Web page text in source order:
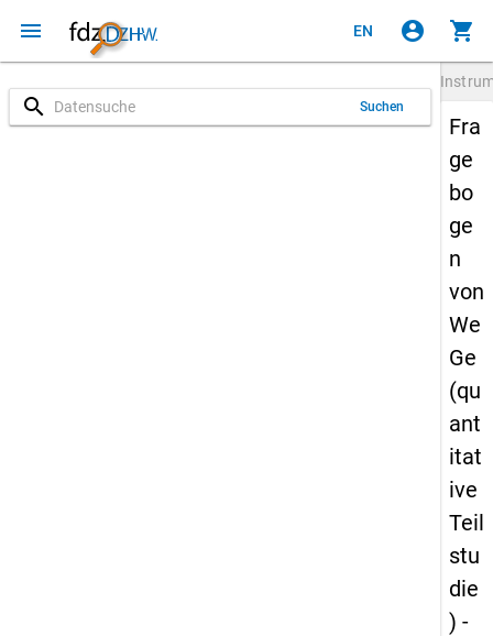
menu EN account_circle shopping_cart
search Suchen
Fra
ge
bo
ge
n
von
We
Ge
(qu
ant
itat
ive
Teil
stu
die
) -